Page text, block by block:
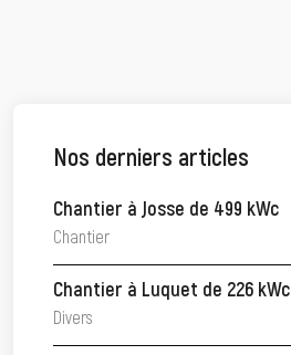
Nos derniers articles
Chantier à Josse de 499 kWc
Chantier
Chantier à Luquet de 226 kWc
Divers